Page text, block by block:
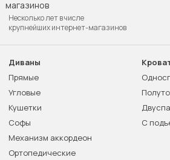
Несколько лет в числе
крупнейших интернет-магазинов
Диваны
Прямые
Угловые
Кушетки
Софы
Механизм аккордеон
Ортопедические
С